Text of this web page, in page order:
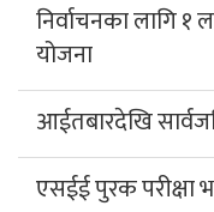
निर्वाचनका लागि १
योजना
आईतबारदेखि
एसईई पुरक